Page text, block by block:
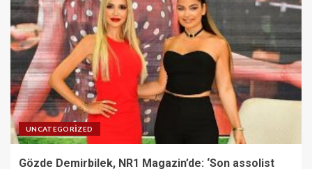
UNCATEGORIZED
Gözde Demirbilek, NR1 Magazin’de: ‘Son assolist